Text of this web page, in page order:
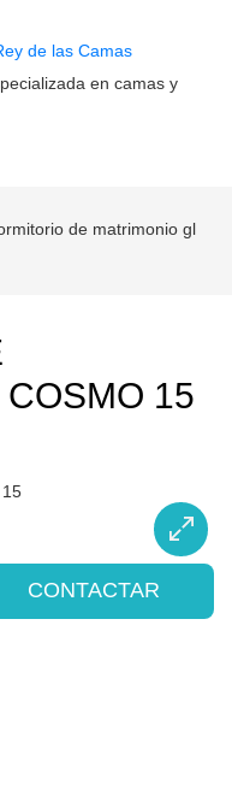
de las Camas
en camas y
de matrimonio gl
15
CONTACTAR